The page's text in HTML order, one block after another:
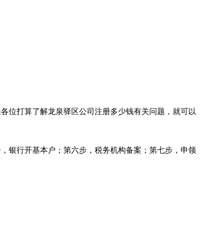
位打算了解龙泉驿区公司注册多少钱有关问题，就可以
银行开基本户；第六步，税务机构备案；第七步，申领